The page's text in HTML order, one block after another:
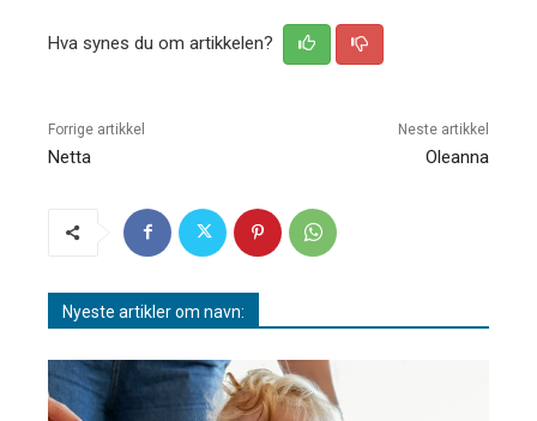
Hva synes du om artikkelen?
Forrige artikkel
Netta
Neste artikkel
Oleanna
Nyeste artikler om navn: